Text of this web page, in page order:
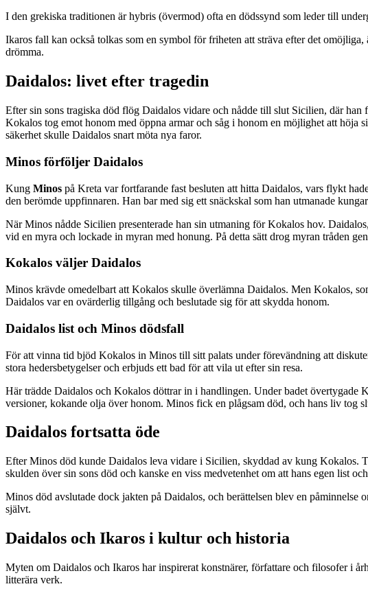
I den grekiska traditionen är hybris (övermod) ofta en dödssynd som leder till
Ikaros fall kan också tolkas som en symbol för friheten att sträva efter det
drömma.
Daidalos: livet efter tragedin
Efter sin sons tragiska död flög Daidalos vidare och nådde till slut Sicilien, där han
Kokalos tog emot honom med öppna armar och såg i honom en möjlighet att
säkerhet skulle Daidalos snart möta nya faror.
Minos förföljer Daidalos
Kung Minos på Kreta var fortfarande fast besluten att hitta Daidalos, vars flykt
den berömde uppfinnaren. Han bar med sig ett snäckskal som han utmanade
När Minos nådde Sicilien presenterade han sin utmaning för Kokalos hov.
vid en myra och lockade in myran med honung. På detta sätt drog myran tråden
Kokalos väljer Daidalos
Minos krävde omedelbart att Kokalos skulle överlämna Daidalos. Men Kokalos,
Daidalos var en ovärderlig tillgång och beslutade sig för att skydda honom.
Daidalos list och Minos dödsfall
För att vinna tid bjöd Kokalos in Minos till sitt palats under förevändning att
stora hedersbetygelser och erbjuds ett bad för att vila ut efter sin resa.
Här trädde Daidalos och Kokalos döttrar in i handlingen. Under badet övertygade
versioner, kokande olja över honom. Minos fick en plågsam död, och hans liv tog
Daidalos fortsatta öde
Efter Minos död kunde Daidalos leva vidare i Sicilien, skyddad av kung Kokalos.
skulden över sin sons död och kanske en viss medvetenhet om att hans egen list
Minos död avslutade dock jakten på Daidalos, och berättelsen blev en
självt.
Daidalos och Ikaros i kultur och historia
Myten om Daidalos och Ikaros har inspirerat konstnärer, författare och filosofer i
litterära verk.